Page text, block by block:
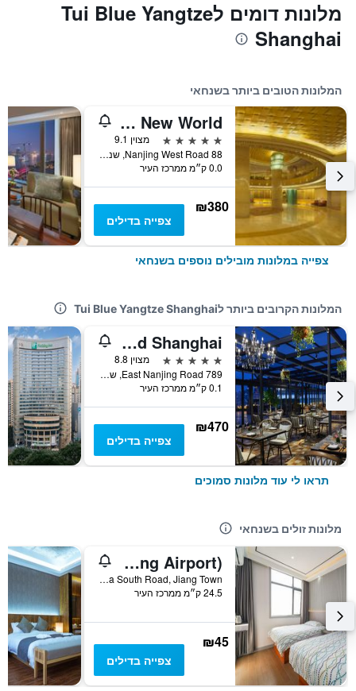
מלונות דומים לTui Blue Yangtze
Shanghai
המלונות הטובים ביותר בשנחאי
Radisson Blu Hotel Shanghai New World
5 כוכבים
מצוין 9.1
88 Nanjing West Road, שנחאי, סין
0.0 ק״מ ממרכז העיר
₪380
צפייה בדילים
צפייה במלונות מובילים נוספים בשנחאי
המלונות הקרובים ביותר לTui Blue Yangtze Shanghai
Conrad Shanghai
5 כוכבים
מצוין 8.8
789 East Nanjing Road, שנחאי, סין
0.1 ק״מ ממרכז העיר
₪470
צפייה בדילים
תראו לי עוד מלונות סמוכים
מלונות זולים בשנחאי
Pod Inn (Shanghai Pudong Airport)
No. 10 Shuizha South Road, Jiang Town, שנחאי, סין
24.5 ק״מ ממרכז העיר
₪45
צפייה בדילים